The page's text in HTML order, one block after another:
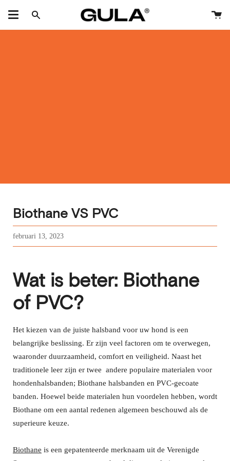
naar
Zoeken
Biothane VS PVC
februari 13, 2023
Wat is beter: Biothane
of PVC?
Het kiezen van de juiste halsband voor uw hond is een
belangrijke beslissing. Er zijn veel factoren om te overwegen,
waaronder duurzaamheid, comfort en veiligheid. Naast het
traditionele leer zijn er twee andere populaire materialen voor
hondenhalsbanden; Biothane halsbanden en PVC-gecoate
banden. Hoewel beide materialen hun voordelen hebben, wordt
Biothane om een aantal redenen algemeen beschouwd als de
superieure keuze.
Biothane is een gepatenteerde merknaam uit de Verenigde